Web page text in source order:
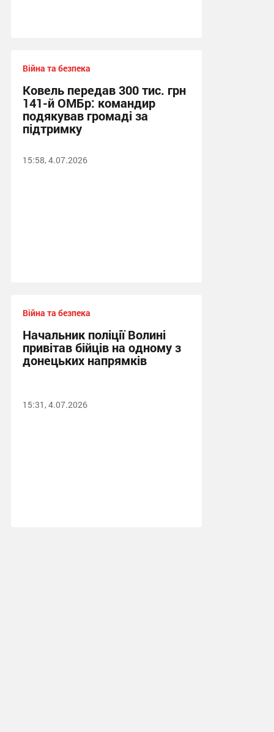
Війна та безпека
Ковель передав 300 тис. грн
141-й ОМБр: командир
подякував громаді за
підтримку
15:58, 4.07.2026
Війна та безпека
Начальник поліції Волині
привітав бійців на одному з
донецьких напрямків
15:31, 4.07.2026